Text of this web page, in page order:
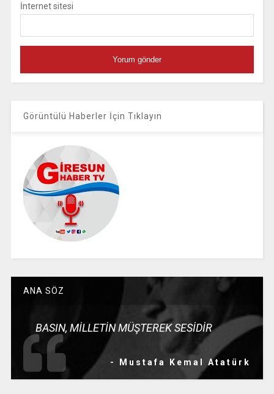
İnternet sitesi
Görüntülü Haberler İçin Tıklayın
ANA SÖZ
BASIN, MİLLETİN MÜŞTEREK SESİDİR
- Mustafa Kemal Atatürk